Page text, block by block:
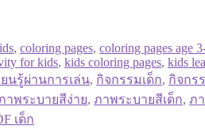
, coloring pages, coloring pages age
for kids, kids coloring pages, kids
ยนรู้ผ่านการเล่น, กิจกรรมเด็ก, กิจกร
าพระบายสีง่าย, ภาพระบายสีเด็ก, ภ
เด็ก